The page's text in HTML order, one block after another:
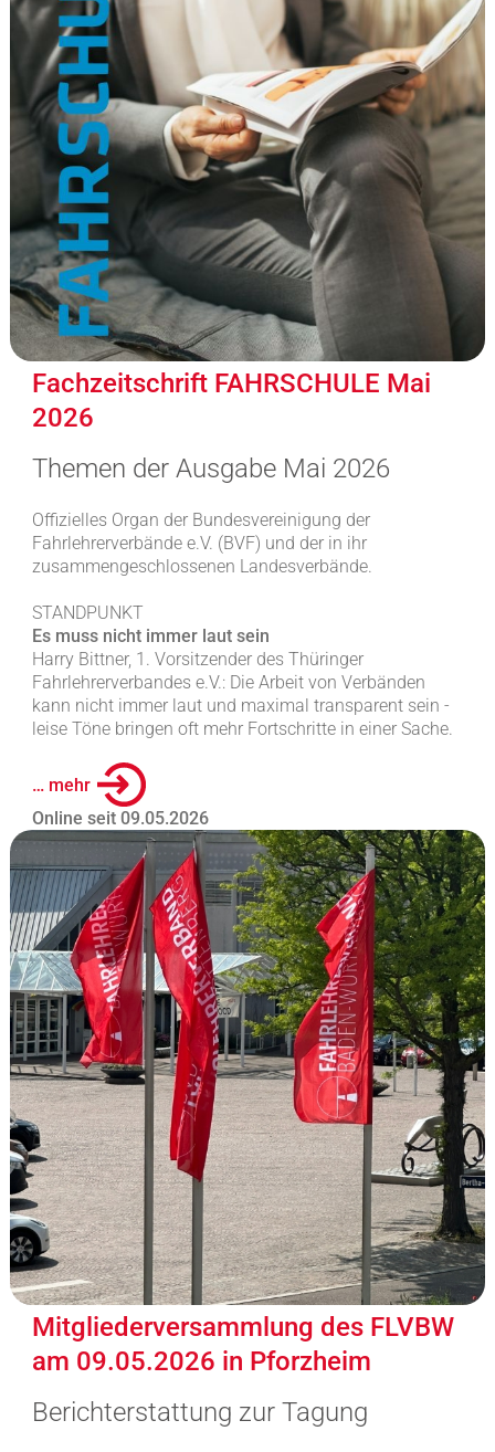
Fachzeitschrift FAHRSCHULE Mai
2026
Themen der Ausgabe Mai 2026
Offizielles Organ der Bundesvereinigung der
Fahrlehrerverbände e.V. (BVF) und der in ihr
zusammengeschlossenen Landesverbände.
STANDPUNKT
Es muss nicht immer laut sein
Harry Bittner, 1. Vorsitzender des Thüringer
Fahrlehrerverbandes e.V.: Die Arbeit von Verbänden
kann nicht immer laut und maximal transparent sein -
leise Töne bringen oft mehr Fortschritte in einer Sache.
… mehr
Online seit 09.05.2026
Mitgliederversammlung des FLVBW
am 09.05.2026 in Pforzheim
Berichterstattung zur Tagung